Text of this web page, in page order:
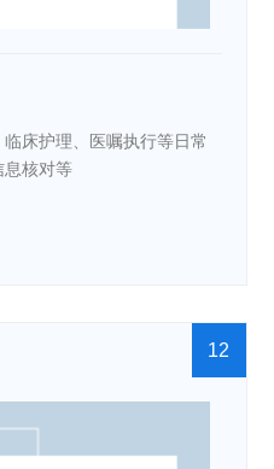
床护理、医嘱执行等日常
息核对等
12